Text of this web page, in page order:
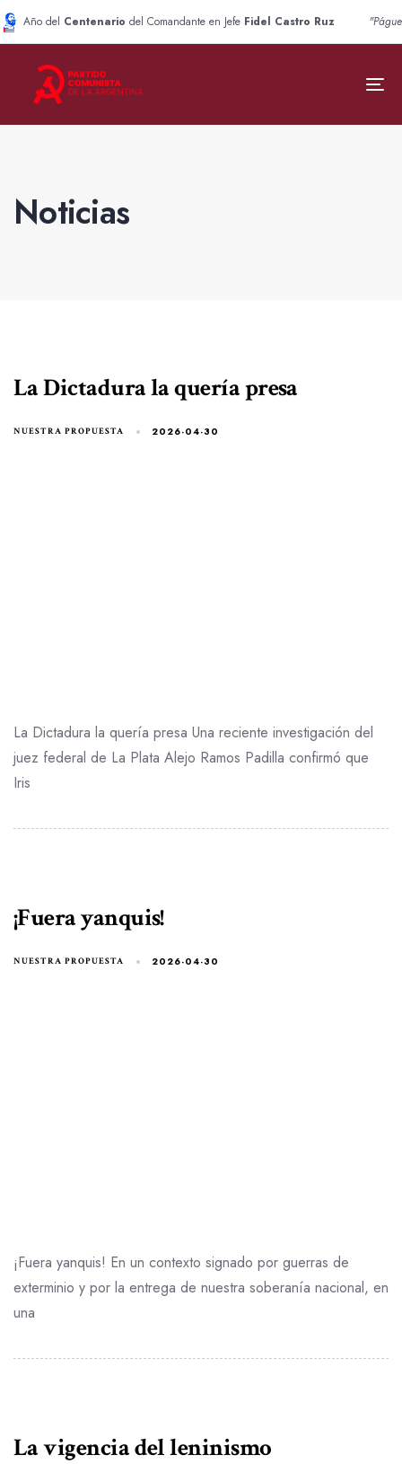
Año del Centenario del Comandante en Jefe Fidel Castro Ruz
Noticias
La Dictadura la quería presa
NUESTRA PROPUESTA 2026-04-30
La Dictadura la quería presa Una reciente investigación del
juez federal de La Plata Alejo Ramos Padilla confirmó que
Iris
¡Fuera yanquis!
NUESTRA PROPUESTA 2026-04-30
¡Fuera yanquis! En un contexto signado por guerras de
exterminio y por la entrega de nuestra soberanía nacional, en
una
La vigencia del leninismo